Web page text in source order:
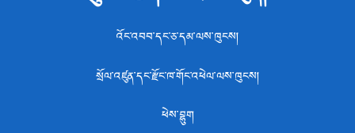
འོང་འབབ་དང་ཅ་དམ་ལས་ཁུངས།
སྲོལ་འཛུན་དང་རྫོང་ཁ་གོང་འཕེལ་ལས་ཁུངས།
ཕེས་བྷུག